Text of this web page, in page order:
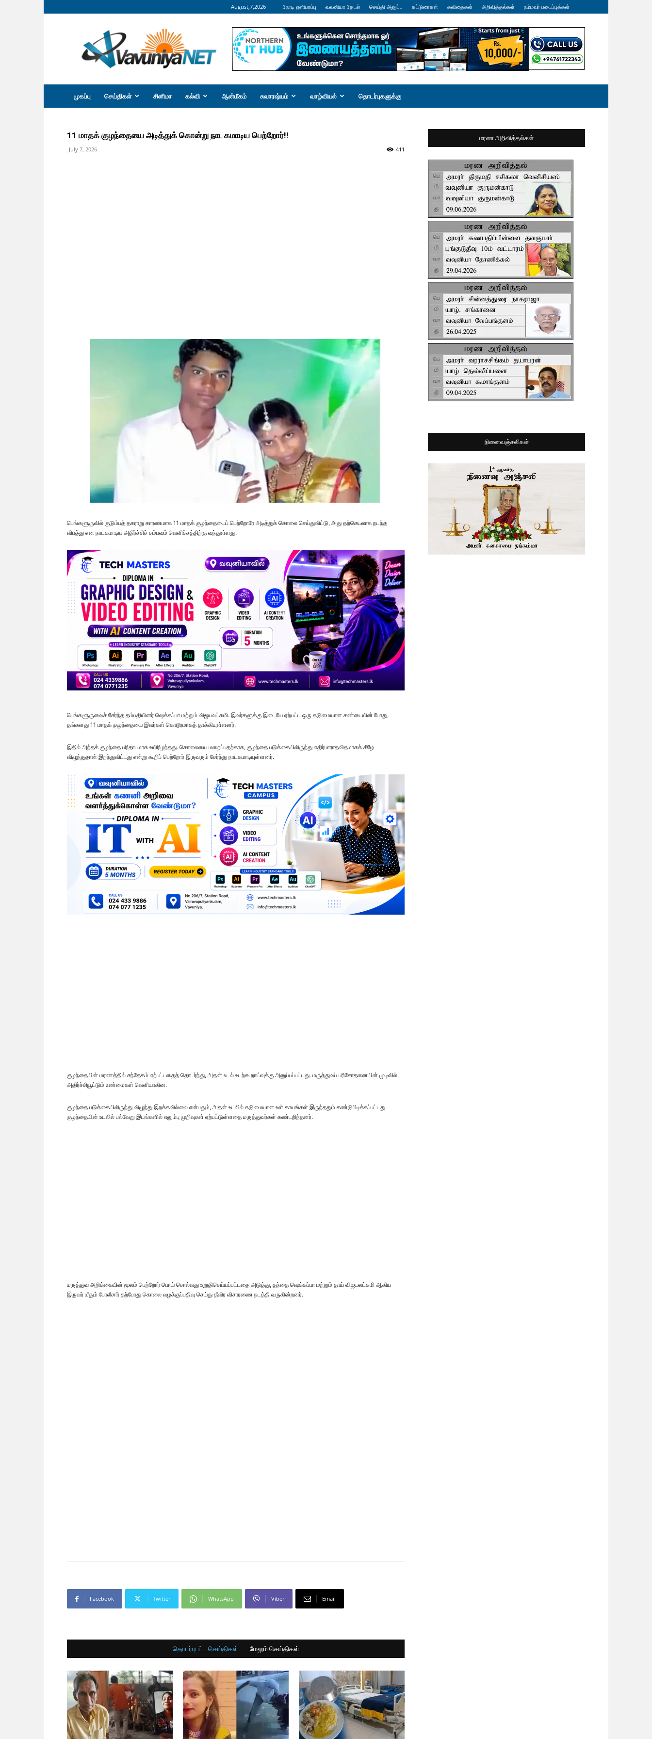
August,7,2026 நேரடி ஒளிபரப்பு வவுனியா தேடல் செய்தி அனுப்ப கட்டுரைகள் கவிதைகள் அறிவித்தல்கள் நம்மவர் படைப்புக்கள்
வவுனியா
நெற்
முகப்பு செய்திகள் சினிமா கல்வி ஆன்மீகம் சுவாரஷ்யம் வாழ்வியல் தொடர்புகளுக்கு
11 மாதக் குழந்தையை அடித்துக் கொன்று நாடகமாடிய பெற்றோர்!!
July 7, 2026 411
பெங்களூருவில் குடும்பத் தகராறு காரணமாக 11 மாதக் குழந்தையைப் பெற்றோரே அடித்துக் கொலை செய்துவிட்டு, அது தற்செயலாக நடந்த
விபத்து என நாடகமாடிய அதிர்ச்சிச் சம்பவம் வெளிச்சத்திற்கு வந்துள்ளது.
பெங்களூருவைச் சேர்ந்த தம்பதியினர் ஷெக்கப்பா மற்றும் விஜயலட்சுமி. இவர்களுக்கு இடையே ஏற்பட்ட ஒரு கடுமையான சண்டையின் போது,
தங்களது 11 மாதக் குழந்தையை இவர்கள் கொடூரமாகத் தாக்கியுள்ளனர்.
இதில் அந்தக் குழந்தை பரிதாபமாக உயிரிழந்தது. கொலையை மறைப்பதற்காக, குழந்தை படுக்கையிலிருந்து எதிர்பாராதவிதமாகக் கீழே
விழுந்துதான் இறந்துவிட்டது என்று கூறிப் பெற்றோர் இருவரும் சேர்ந்து நாடகமாடியுள்ளனர்.
குழந்தையின் மரணத்தில் சந்தேகம் ஏற்பட்டதைத் தொடர்ந்து, அதன் உடல் உடற்கூறாய்வுக்கு அனுப்பப்பட்டது. மருத்துவப் பரிசோதனையின் முடிவில்
அதிர்ச்சியூட்டும் உண்மைகள் வெளியாகின.
குழந்தை படுக்கையிலிருந்து விழுந்து இறக்கவில்லை என்பதும், அதன் உடலில் கடுமையான உள் காயங்கள் இருந்ததும் கண்டுபிடிக்கப்பட்டது.
குழந்தையின் உடலில் பல்வேறு இடங்களில் எலும்பு முறிவுகள் ஏற்பட்டுள்ளதை மருத்துவர்கள் கண்டறிந்தனர்.
மருத்துவ அறிக்கையின் மூலம் பெற்றோர் பொய் சொல்வது உறுதிசெய்யப்பட்டதை அடுத்து, தந்தை ஷெக்கப்பா மற்றும் தாய் விஜயலட்சுமி ஆகிய
இருவர் மீதும் போலீசார் தற்போது கொலை வழக்குப்பதிவு செய்து தீவிர விசாரணை நடத்தி வருகின்றனர்.
Facebook Twitter WhatsApp Viber Email
தொடர்புபட்ட செய்திகள் மேலும் செய்திகள்
மரண அறிவித்தல்கள்
நினைவஞ்சலிகள்